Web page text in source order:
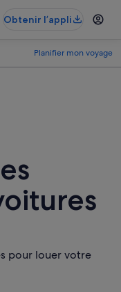
Obtenir l’appli
Planifier mon voyage
pour louer votre